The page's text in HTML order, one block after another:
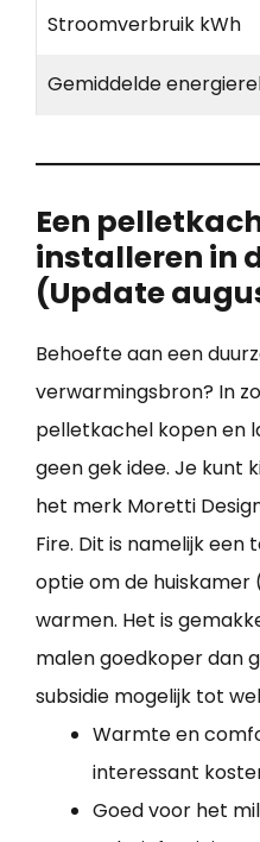
Stroomverbruik kWh
Gemiddelde
Een
installeren in
(Update
Behoefte aan een
verwarmingsbron? In
pelletkachel kopen en
geen gek idee. Je kunt
het merk Moretti
Fire. Dit is namelijk een
optie om de
warmen. Het is
malen goedkoper dan
subsidie mogelijk tot
Warmte en
interessant
Goed voor het